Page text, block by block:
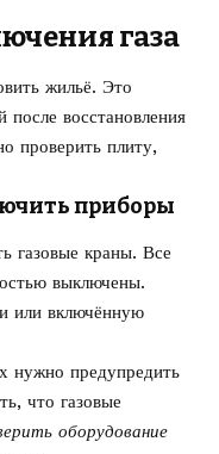
газа
жильё. Это
восстановления
проверить плиту,
приборы
газовые краны. Все
выключены.
или включённую
нужно предупредить
что газовые
оборудование